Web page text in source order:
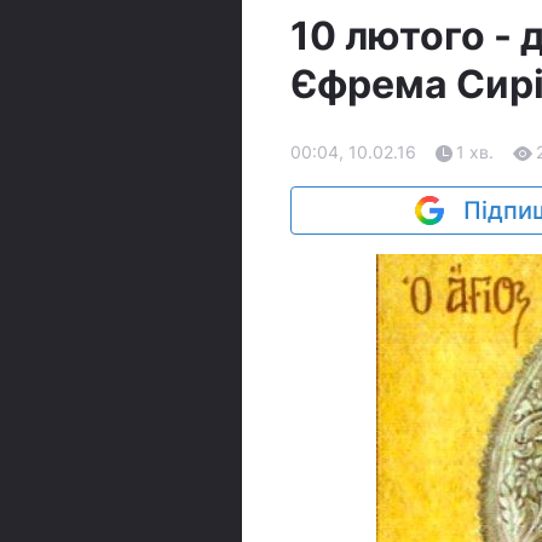
10 лютого -
Єфрема
00:04, 10.02.16 1 хв.